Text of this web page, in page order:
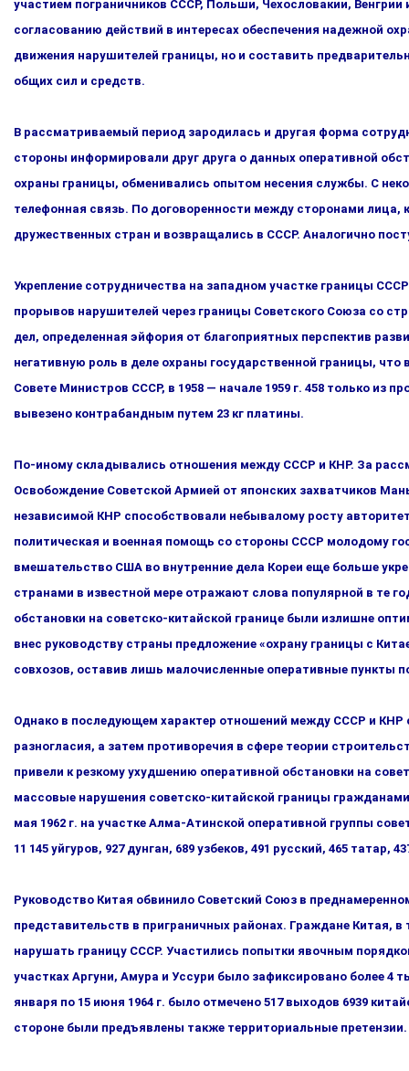
участием пограничников СССР, Польши, Чехословакии,
согласованию действий в интересах обеспечения надеж­ной
движения нарушителей границы, но и составить
общих сил и средств.
В рассматриваемый период зародилась и другая форма
стороны информировали друг друга о данных оперативной
охраны границы, обменивались опытом несения службы. С
телефонная связь. По договоренности между сторонами
дружественных стран и возвращались в СССР. Аналогично
Укрепление сотрудничества на западном участке границы
прорывов нарушителей через границы Советского Союза со
дел, определенная эйфория от благоприятных перспек­тив
негативную роль в деле охраны государственной грани­цы,
Совете Министров СССР, в 1958 — начале 1959 г. 458 только
вывезено контрабандным путем 23 кг платины.
По-иному складывались отношения между СССР и КНР. За
Освобождение Советской Армией от японских захватчиков
независимой КНР способствовали небывалому росту
политическая и военная помощь со стороны СССР мо­лодому
вмешательство США во внутренние дела Кореи еще больше
странами в известной мере отражают слова популярной в те
обстановки на советско-китайской границе были излишне
внес руководству страны предло­жение «охрану границы с
совхозов, оставив лишь ма­лочисленные оперативные пункты
Однако в последующем характер отношений между СССР и
разногласия, а затем противоречия в сфере теории
привели к резкому ухудшению оперативной обстановки на
массовые нарушения советско-китайской гра­ницы
мая 1962 г. на участке Алма-Атинс­кой оперативной группы
11 145 уйгуров, 927 дун­ган, 689 узбеков, 491 русский, 465
Руководство Китая обвинило Советский Союз в
представительств в приграничных районах. Граждане Ки­тая,
нарушать границу СССР. Участились попытки явочным
участках Аргуни, Амура и Уссури было зафиксировано более
января по 15 июня 1964 г. было отмечено 517 выходов 6939
стороне были предъявлены также терри­ториальные претензии.